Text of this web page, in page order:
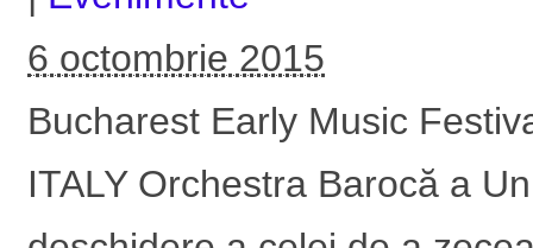
6 octombrie 2015
Bucharest Early Music
ITALY Orchestra Barocă a